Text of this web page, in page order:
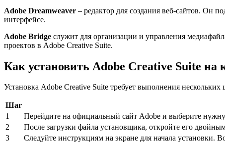
Adobe Dreamweaver – редактор для создания веб-сайтов. Он
интерфейсе.
Adobe Bridge служит для организации и управления
проектов в Adobe Creative Suite.
Как установить Adobe Creative Suite на
Установка Adobe Creative Suite требует выполнения
Шаг
1
Перейдите на официальный сайт Adobe и выберите
2
После загрузки файла установщика, откройте его
3
Следуйте инструкциям на экране для начала установки.